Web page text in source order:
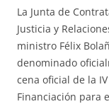
La Junta de
Justicia y
ministro Félix
denominado
cena oficial de la
Financiación para